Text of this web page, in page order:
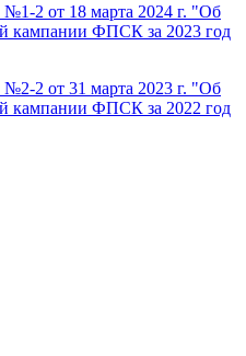
2 от 18 марта 2024 г. "Об
кампании ФПСК за 2023 год
2 от 31 марта 2023 г. "Об
кампании ФПСК за 2022 год